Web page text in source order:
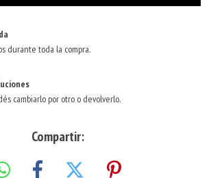
durante toda la compra.
cambiarlo por otro o devolverlo.
Compartir: